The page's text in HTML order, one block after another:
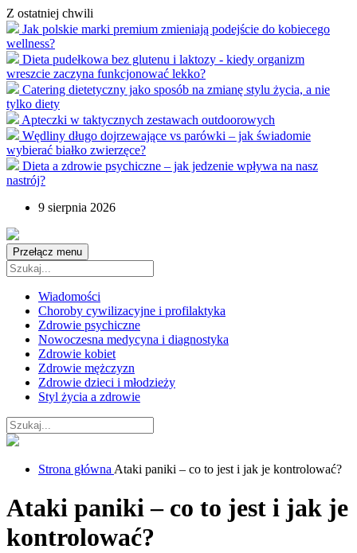
Z ostatniej chwili
Jak polskie marki premium zmieniają podejście do kobiecego
wellness?
Dieta pudełkowa bez glutenu i laktozy - kiedy organizm
wreszcie zaczyna funkcjonować lekko?
Catering dietetyczny jako sposób na zmianę stylu życia, a nie
tylko diety
Apteczki w taktycznych zestawach outdoorowych
Wędliny długo dojrzewające vs parówki – jak świadomie
wybierać białko zwierzęce?
Dieta a zdrowie psychiczne – jak jedzenie wpływa na nasz
nastrój?
9 sierpnia 2026
Przełącz menu
Wiadomości
Choroby cywilizacyjne i profilaktyka
Zdrowie psychiczne
Nowoczesna medycyna i diagnostyka
Zdrowie kobiet
Zdrowie mężczyzn
Zdrowie dzieci i młodzieży
Styl życia a zdrowie
Strona główna Ataki paniki – co to jest i jak je kontrolować?
Ataki paniki – co to jest i jak je
kontrolować?